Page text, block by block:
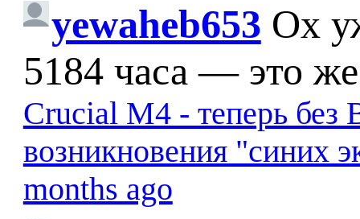
yewaheb653 Ох
5184 часа — это
Crucial M4 - теперь без
возникновения "синих
months ago